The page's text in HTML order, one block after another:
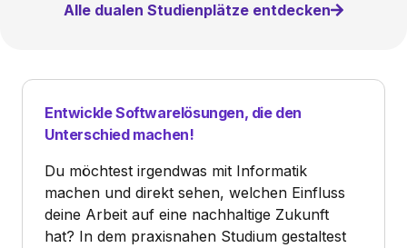
Alle dualen Studienplätze entdecken
Entwickle Softwarelösungen, die den
Unterschied machen!
Du möchtest irgendwas mit Informatik
machen und direkt sehen, welchen Einfluss
deine Arbeit auf eine nachhaltige Zukunft
hat? In dem praxisnahen Studium gestaltest